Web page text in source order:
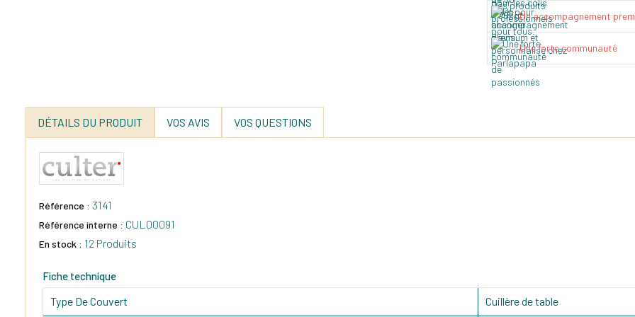
Un accompagnement
Une forte communauté
DÉTAILS DU PRODUIT VOS AVIS VOS QUESTIONS
Référence : 3141
Référence interne : CUL00091
En stock : 12 Produits
Fiche technique
Type De Couvert Cuillère de table